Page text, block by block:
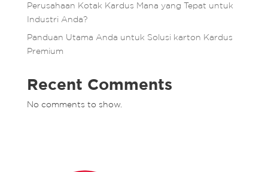
Perusahaan Kotak Kardus Mana yang Tepat untuk
Industri Anda?
Panduan Utama Anda untuk Solusi karton Kardus
Premium
Recent Comments
No comments to show.